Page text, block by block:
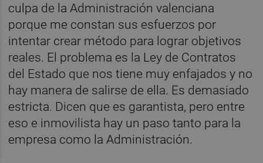
culpa de la Administración valenciana
porque me constan sus esfuerzos por
intentar crear método para lograr objetivos
reales. El problema es la Ley de Contratos
del Estado que nos tiene muy enfajados y no
hay manera de salirse de ella. Es demasiado
estricta. Dicen que es garantista, pero entre
eso e inmovilista hay un paso tanto para la
empresa como la Administración.